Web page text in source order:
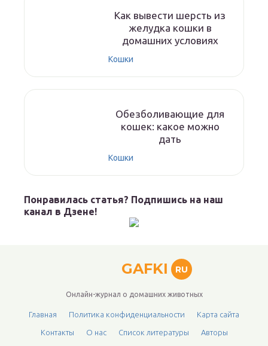
Как вывести шерсть из
желудка кошки в
домашних условиях
Кошки
Обезболивающие для
кошек: какое можно
дать
Кошки
Понравилась статья? Подпишись на наш
канал в Дзене!
GAFKI RU
Онлайн-журнал о домашних животных
Главная Политика конфиденциальности Карта сайта
Контакты О нас Список литературы Авторы